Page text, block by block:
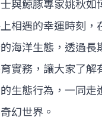
與鯨豚專家姚秋如
相遇的幸運時刻，
海洋生態，透過長
實務，讓大家了解
生態行為，一同走
幻世界。